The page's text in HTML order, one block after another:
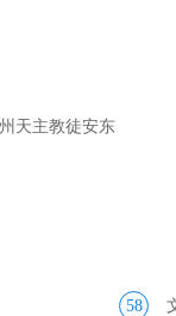
天主教徒安东
58